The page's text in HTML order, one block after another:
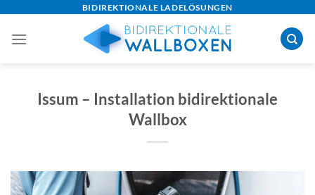
content
BIDIREKTIONALE LADELÖSUNGEN
Issum – Installation bidirektionale
Wallbox